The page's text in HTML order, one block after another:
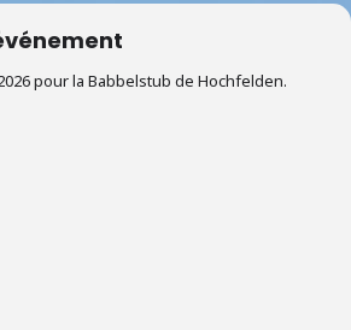
pour la Babbelstub de Hochfelden.